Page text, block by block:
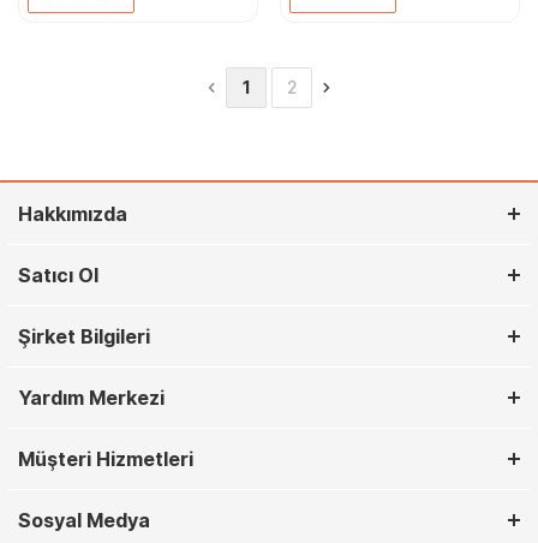
1 2
Hakkımızda
Satıcı Ol
Şirket Bilgileri
Yardım Merkezi
Müşteri Hizmetleri
Sosyal Medya